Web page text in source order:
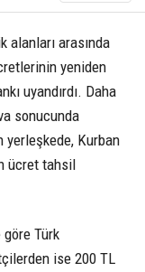
alanları arasında
yeniden
uyandırdı. Daha
sonucunda
yerleşkede, Kurban
ücret tahsil
Türk
ise 200 TL